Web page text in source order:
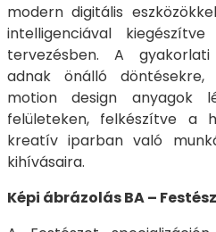
modern digitális
intelligenciával
tervezésben. A
adnak önálló
motion design anyagok
felületeken, felkészítve a
kreatív iparban való
kihívásaira.
Képi ábrázolás BA –